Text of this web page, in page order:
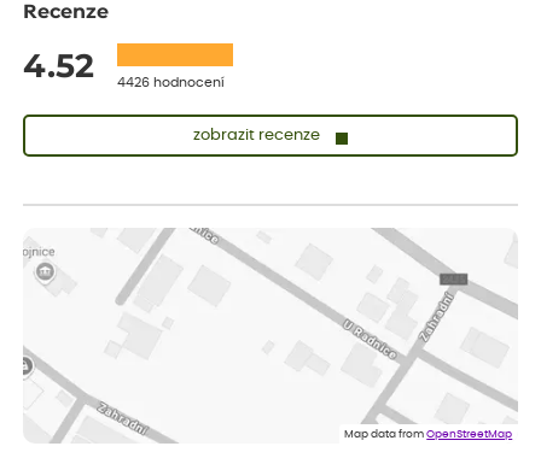
Recenze
4.52 4426 hodnocení
zobrazit recenze
Vše přišlo velice rychle krásně zabalené. Rostlinky po přesazení
velice dobře prospívají
Jarda
Dobrý den, byli jsme spokojeni
Eshop, objednání bylo v pořádku, žádný problém. Jen jsem byla
smutná z dodávky jedné kytky, která nebyla v nejlepší kondici a i
Map data fromOpenStreetMap